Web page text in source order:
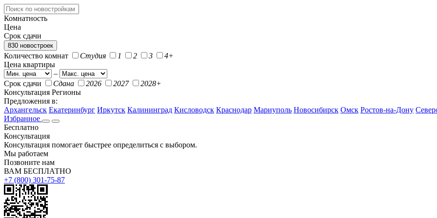
Комнатность
Цена
Срок сдачи
830 новостроек
Количество комнат Студия 1 2 3
4+
Цена квартиры
–
Срок сдачи
Сдана 2026 2027
2028+
Консультация Регионы
Предложения в:
Архангельск Екатеринбург Иркутск Калининград Кисловодск Краснодар Мариуполь Новосибирск Омск Ростов-на-Дону
Избранное
Бесплатно
Консультация
Консультация помогает быстрее определиться с выбором.
Мы работаем
Позвоните нам
ВАМ БЕСПЛАТНО
+7 (800) 301-75-87